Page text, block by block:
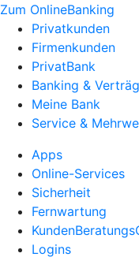
Zum OnlineBanking
Privatkunden
Firmenkunden
PrivatBank
Banking &
Meine Bank
Service &
Apps
Online-Services
Sicherheit
Fernwartung
Logins